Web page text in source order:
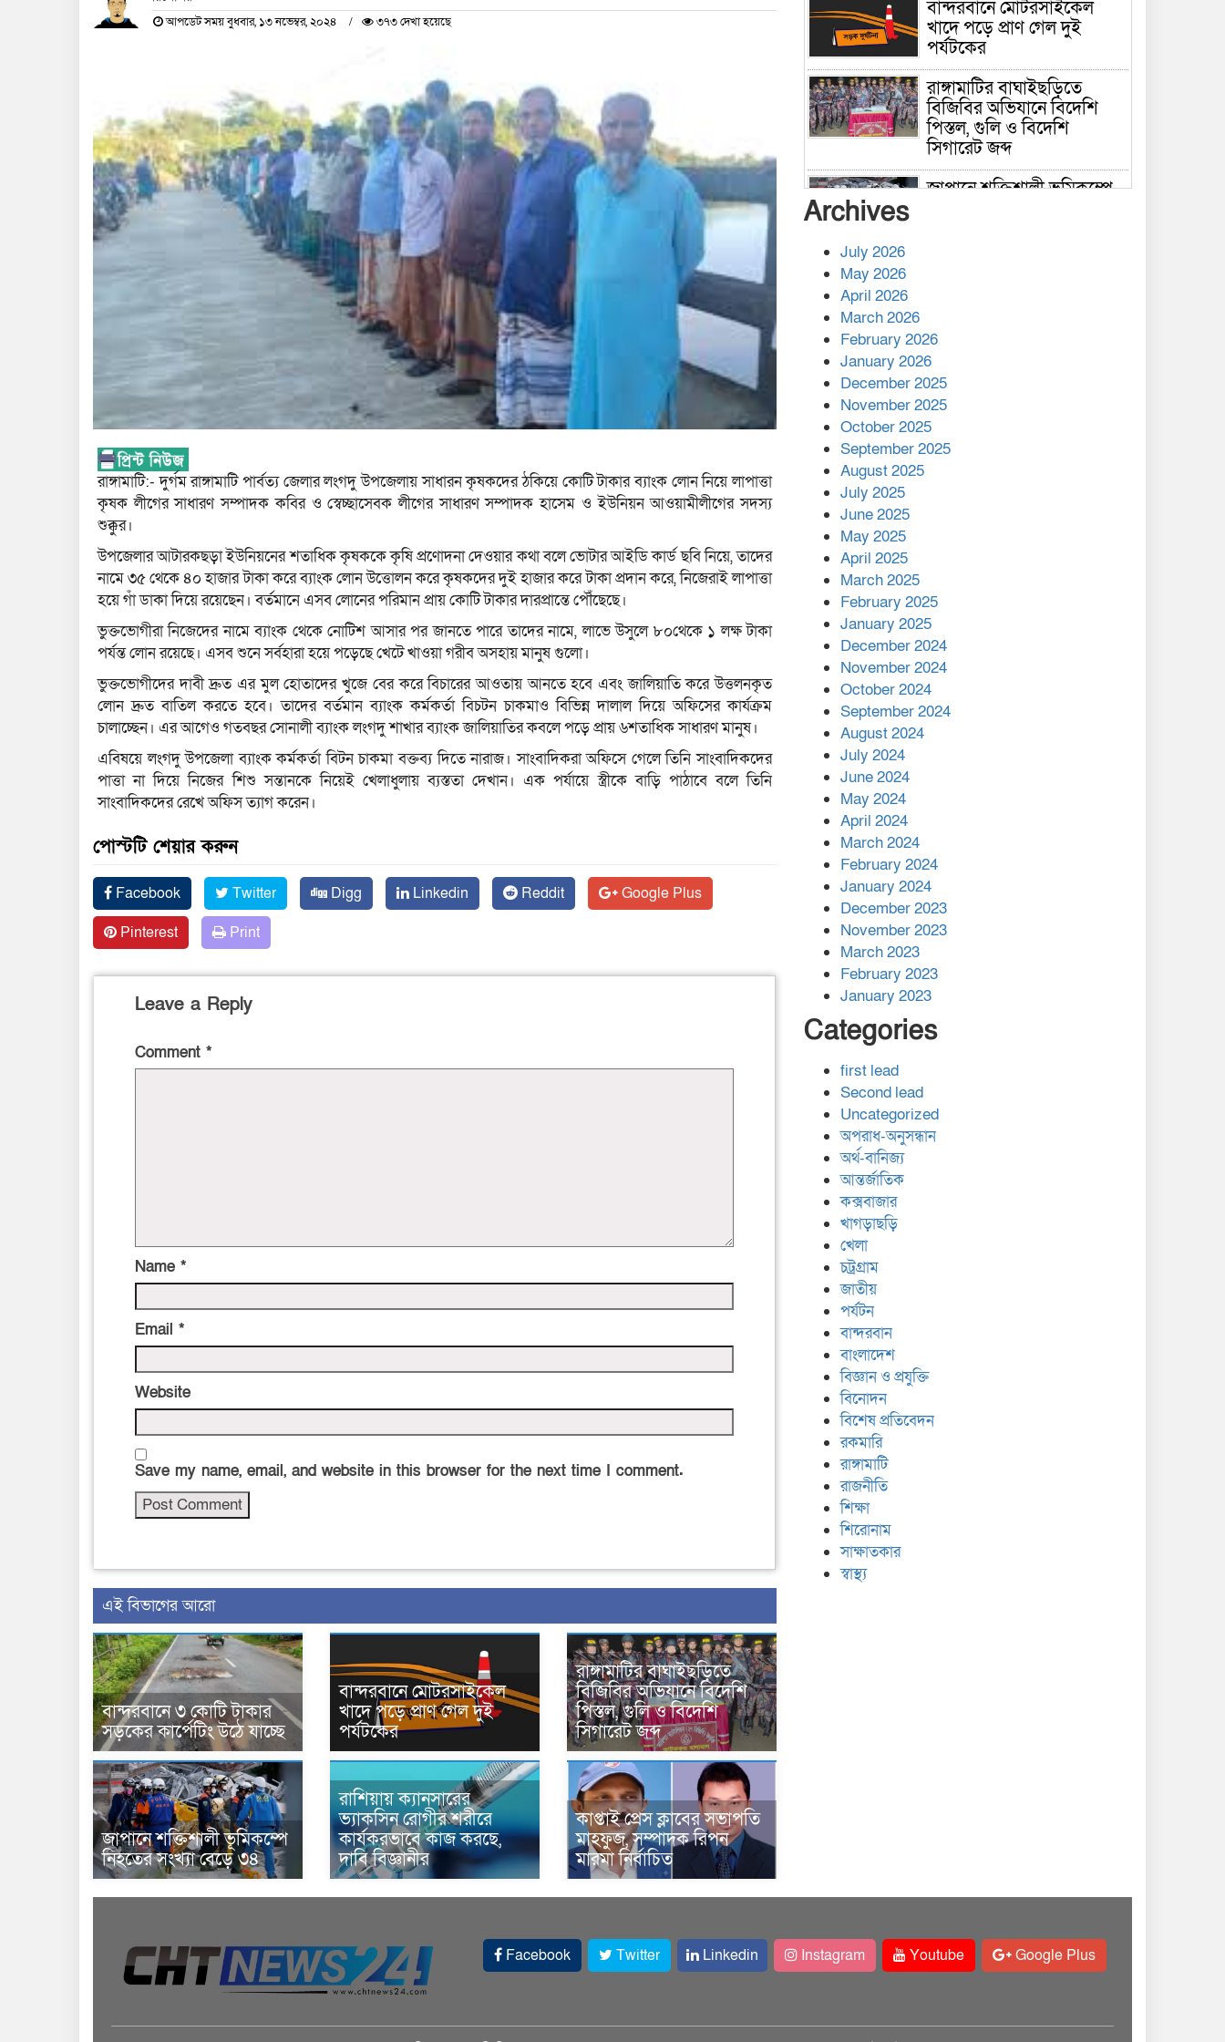
আপডেট সময় বুধবার, ১৩ নভেম্বর, ২০২৪ ৩৭৩ দেখা হয়েছে
রাঙ্গামাটি:- দুর্গম রাঙ্গামাটি পার্বত্য জেলার লংগদু উপজেলায় সাধারন কৃষকদের ঠকিয়ে কোটি টাকার ব্যাংক লোন নিয়ে লাপাত্তা
কৃষক লীগের সাধারণ সম্পাদক কবির ও স্বেচ্ছাসেবক লীগের সাধারণ সম্পাদক হাসেম ও ইউনিয়ন আওয়ামীলীগের সদস্য
শুক্কুর।
উপজেলার আটারকছড়া ইউনিয়নের শতাধিক কৃষককে কৃষি প্রণোদনা দেওয়ার কথা বলে ভোটার আইডি কার্ড ছবি নিয়ে, তাদের
নামে ৩৫ থেকে ৪০ হাজার টাকা করে ব্যাংক লোন উত্তোলন করে কৃষকদের দুই হাজার করে টাকা প্রদান করে, নিজেরাই লাপাত্তা
হয়ে গাঁ ডাকা দিয়ে রয়েছেন। বর্তমানে এসব লোনের পরিমান প্রায় কোটি টাকার দারপ্রান্তে পৌঁছেছে।
ভুক্তভোগীরা নিজেদের নামে ব্যাংক থেকে নোটিশ আসার পর জানতে পারে তাদের নামে, লাভে উসুলে ৮০থেকে ১ লক্ষ টাকা
পর্যন্ত লোন রয়েছে। এসব শুনে সর্বহারা হয়ে পড়েছে খেটে খাওয়া গরীব অসহায় মানুষ গুলো।
ভুক্তভোগীদের দাবী দ্রুত এর মুল হোতাদের খুজে বের করে বিচারের আওতায় আনতে হবে এবং জালিয়াতি করে উত্তলনকৃত
লোন দ্রুত বাতিল করতে হবে। তাদের বর্তমান ব্যাংক কর্মকর্তা বিচটন চাকমাও বিভিন্ন দালাল দিয়ে অফিসের কার্যক্রম
চালাচ্ছেন। এর আগেও গতবছর সোনালী ব্যাংক লংগদু শাখার ব্যাংক জালিয়াতির কবলে পড়ে প্রায় ৬শতাধিক সাধারণ মানুষ।
এবিষয়ে লংগদু উপজেলা ব্যাংক কর্মকর্তা বিটন চাকমা বক্তব্য দিতে নারাজ। সাংবাদিকরা অফিসে গেলে তিনি সাংবাদিকদের
পাত্তা না দিয়ে নিজের শিশু সন্তানকে নিয়েই খেলাধুলায় ব্যস্ততা দেখান। এক পর্যায়ে স্ত্রীকে বাড়ি পাঠাবে বলে তিনি
সাংবাদিকদের রেখে অফিস ত্যাগ করেন।
পোস্টটি শেয়ার করুন
Facebook Twitter Digg Linkedin Reddit
Google Plus
Pinterest
Print
Leave a Reply
Comment *
Name *
Email *
Website
Save my name, email, and website in this browser for the next time I comment.
এই বিভাগের আরো
বান্দরবানে ৩ কোটি টাকার
সড়কের কার্পেটিং উঠে যাচ্ছে
বান্দরবানে মোটরসাইকেল
খাদে পড়ে প্রাণ গেল দুই
পর্যটকের
রাঙ্গামাটির বাঘাইছড়িতে
বিজিবির অভিযানে বিদেশি
পিস্তল, গুলি ও বিদেশি
সিগারেট জব্দ
জাপানে শক্তিশালী ভূমিকম্পে
নিহতের সংখ্যা বেড়ে ৩৪
রাশিয়ায় ক্যানসারের
ভ্যাকসিন রোগীর শরীরে
কার্যকরভাবে কাজ করছে,
দাবি বিজ্ঞানীর
কাপ্তাই প্রেস ক্লাবের সভাপতি
মাহফুজ, সম্পাদক রিপন
মারমা নির্বাচিত
বান্দরবানে মোটরসাইকেল
খাদে পড়ে প্রাণ গেল দুই
পর্যটকের
রাঙ্গামাটির বাঘাইছড়িতে
বিজিবির অভিযানে বিদেশি
পিস্তল, গুলি ও বিদেশি
সিগারেট জব্দ
জাপানে শক্তিশালী ভূমিকম্পে
কাপ্তাই প্রেস ক্লাবের সভাপতি
মাহফুজ, সম্পাদক রিপন মারমা
নির্বাচিত
মালয়েশিয়ার প্রধানমন্ত্রীকে চিঠি
দেয়ার পর ফোন তারেক
রহমানের,গ্যাস সঙ্কট
মোকাবিলায় সহায়তার আশ্বাস
এক বিলিয়ন ডলার বিনিয়োগ
হবে আনোয়ারায়
বান্দরবানে বন্যায় ক্ষতিগ্রস্তদের
মাঝে সহায়তা দিলেন সাচিং প্রু
জেরী
Archives
July 2026
May 2026
April 2026
March 2026
February 2026
January 2026
December 2025
November 2025
October 2025
September 2025
August 2025
July 2025
June 2025
May 2025
April 2025
March 2025
February 2025
January 2025
December 2024
November 2024
October 2024
September 2024
August 2024
July 2024
June 2024
May 2024
April 2024
March 2024
February 2024
January 2024
December 2023
November 2023
March 2023
February 2023
January 2023
Categories
first lead
Second lead
Uncategorized
অপরাধ-অনুসন্ধান
অর্থ-বানিজ্য
আন্তর্জাতিক
কক্সবাজার
খাগড়াছড়ি
খেলা
চট্রগ্রাম
জাতীয়
পর্যটন
বান্দরবান
বাংলাদেশ
বিজ্ঞান ও প্রযুক্তি
বিনোদন
বিশেষ প্রতিবেদন
রকমারি
রাঙ্গামাটি
রাজনীতি
শিক্ষা
শিরোনাম
সাক্ষাতকার
স্বাস্থ্য
Facebook Twitter Linkedin Instagram Youtube Google Plus